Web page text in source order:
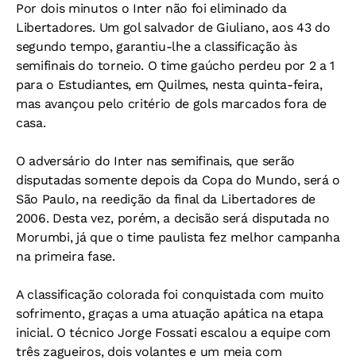
Por dois minutos o Inter não foi eliminado da
Libertadores. Um gol salvador de Giuliano, aos 43 do
segundo tempo, garantiu-lhe a classificação às
semifinais do torneio. O time gaúcho perdeu por 2 a 1
para o Estudiantes, em Quilmes, nesta quinta-feira,
mas avançou pelo critério de gols marcados fora de
casa.
O adversário do Inter nas semifinais, que serão
disputadas somente depois da Copa do Mundo, será o
São Paulo, na reedição da final da Libertadores de
2006. Desta vez, porém, a decisão será disputada no
Morumbi, já que o time paulista fez melhor campanha
na primeira fase.
A classificação colorada foi conquistada com muito
sofrimento, graças a uma atuação apática na etapa
inicial. O técnico Jorge Fossati escalou a equipe com
três zagueiros, dois volantes e um meia com